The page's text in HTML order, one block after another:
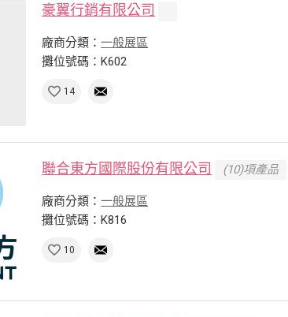
豪翼行銷有限公司
廠商分類：一般展區
攤位號碼：K602
14
聯合東方國際股份有限公司 (10)項產品
廠商分類：一般展區
攤位號碼：K816
10